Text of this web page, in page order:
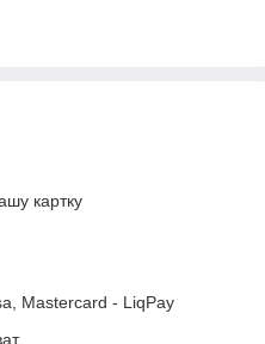
картку
Mastercard - LiqPay